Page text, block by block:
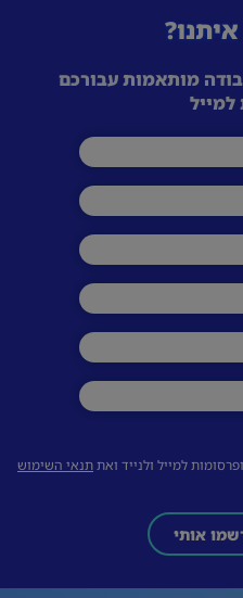
מותאמות עבורכם
למייל
למייל ולנייד ואתתנאי השימוש
אותי